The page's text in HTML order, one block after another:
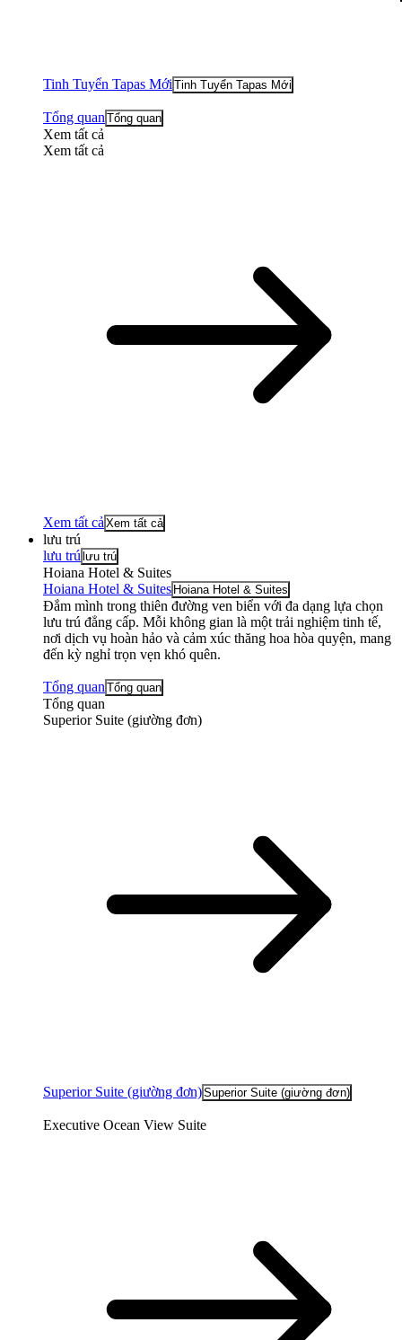
Tinh Tuyển Tapas Mới Tinh Tuyển Tapas Mới
Tổng quan Tổng quan
Xem tất cả
Xem tất cả
Xem tất cả Xem tất cả
lưu trú
lưu trú lưu trú
Hoiana Hotel & Suites
Hoiana Hotel & Suites Hoiana Hotel & Suites
Đắm mình trong thiên đường ven biển với đa dạng lựa chọn
lưu trú đẳng cấp. Mỗi không gian là một trải nghiệm tinh tế,
nơi dịch vụ hoàn hảo và cảm xúc thăng hoa hòa quyện, mang
đến kỳ nghỉ trọn vẹn khó quên.
Tổng quan Tổng quan
Tổng quan
Superior Suite (giường đơn)
Superior Suite (giường đơn)Superior Suite (giường đơn)
Executive Ocean View Suite